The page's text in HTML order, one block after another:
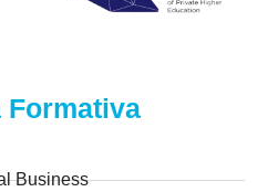
Formativa
Business